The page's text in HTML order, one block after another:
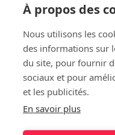
Rechercher
À propos des
Nous utilisons les
des informations sur
du site, pour fournir
sociaux et pour
et les publicités.
En savoir plus